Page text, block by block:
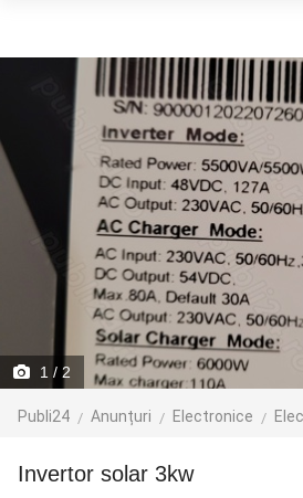
1 / 2
Publi24 Anunțuri Electronice
Invertor solar 3kw